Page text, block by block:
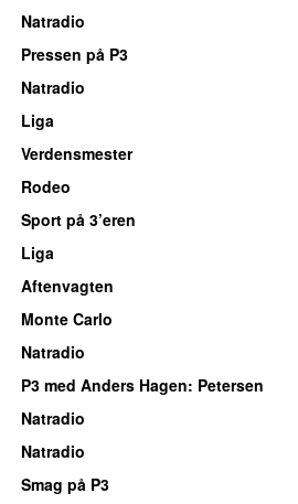
Natradio
Pressen på P3
Natradio
Liga
Verdensmester
Rodeo
Sport på 3’eren
Liga
Aftenvagten
Monte Carlo
Natradio
P3 med Anders Hagen: Petersen
Natradio
Natradio
Smag på P3